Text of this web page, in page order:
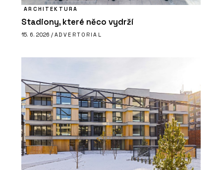
ARCHITEKTURA
Stadiony, které něco vydrží
15. 6. 2026 / ADVERTORIAL